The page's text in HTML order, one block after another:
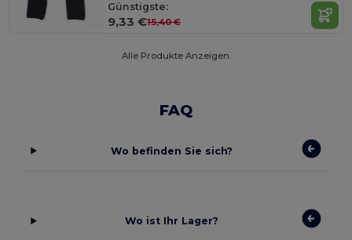
Günstigste:
9,33 €15,40 €
Alle Produkte Anzeigen.
FAQ
Wo befinden Sie sich?
Wo ist Ihr Lager?